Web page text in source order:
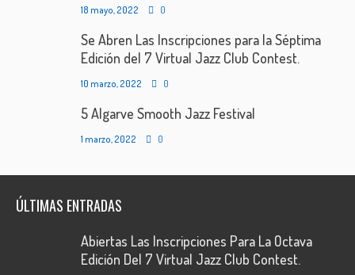
18 mayo, 2022 0
Se Abren Las Inscripciones para la Séptima
Edición del 7 Virtual Jazz Club Contest.
10 marzo, 2022 0
5 Algarve Smooth Jazz Festival
1 marzo, 2022 0
ÚLTIMAS ENTRADAS
Abiertas Las Inscripciones Para La Octava
Edición Del 7 Virtual Jazz Club Contest.